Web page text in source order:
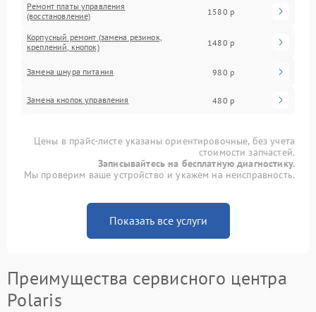
Ремонт платы управления
(восстановление)
1580 р
Корпусный ремонт (замена резинок,
креплений, кнопок)
1480 р
Замена шнура питания 980 р
Замена кнопок управления 480 р
Цены в прайс-листе указаны ориентировочные, без учета
стоимости запчастей.
Записывайтесь на бесплатную диагностику.
Мы проверим ваше устройство и укажем на неисправность.
Показать все услуги
Преимущества сервисного центра
Polaris